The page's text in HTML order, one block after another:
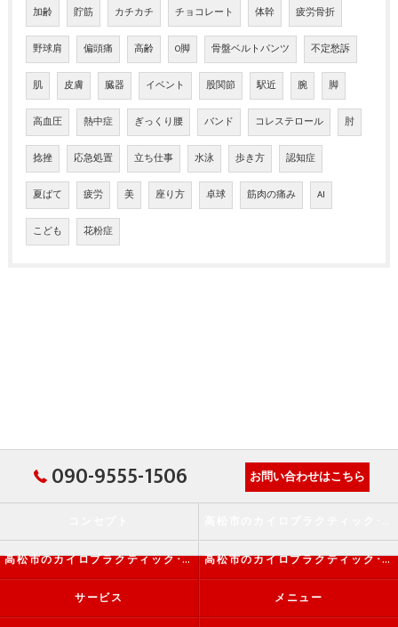
加齢 貯筋 カチカチ チョコレート 体幹 疲労骨折
野球肩 偏頭痛 高齢 O脚 骨盤ベルトパンツ 不定愁訴
肌 皮膚 臓器 イベント 股関節 駅近 腕 脚
高血圧 熱中症 ぎっくり腰 バンド コレステロール 肘
捻挫 応急処置 立ち仕事 水泳 歩き方 認知症
夏ばて 疲労 美 座り方 卓球 筋肉の痛み AI
こども 花粉症
090-9555-1506 お問い合わせはこちら
高松市のカイロプラクティック･か・から～ず施術院の評判 高松市のカイロプラクティック･か・から～ず施術院のお客様の声
サービス メニュー